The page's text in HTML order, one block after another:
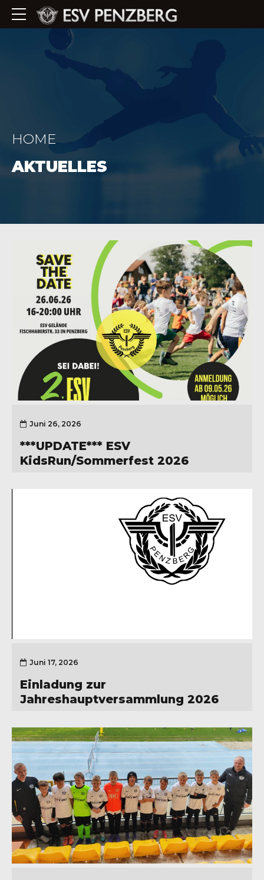
HOME
AKTUELLES
Juni 26, 2026
***UPDATE*** ESV
KidsRun/Sommerfest 2026
Juni 17, 2026
Einladung zur
Jahreshauptversammlung 2026